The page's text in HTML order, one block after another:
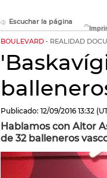
Escuchar la página
BOULEVARD REALIDAD
Publicado: 12/09/2016 13:32
Hablamos con Aitor
de 32 balleneros